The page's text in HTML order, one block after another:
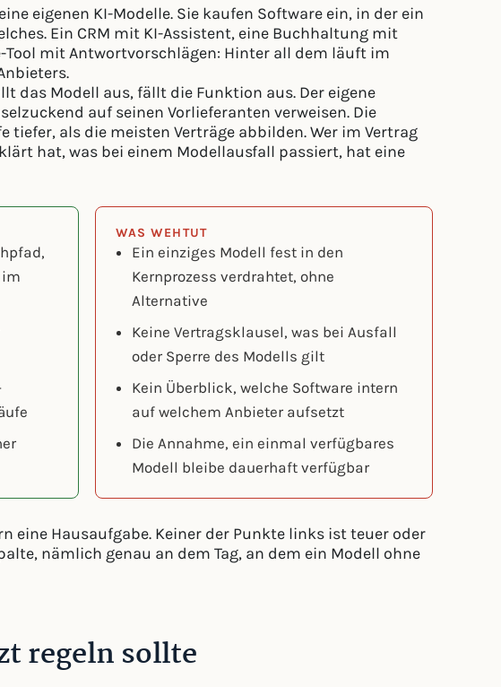
eigenen KI-Modelle. Sie kaufen Software ein, in der ein
Ein CRM mit KI-Assistent, eine Buchhaltung mit
Tool mit Antwortvorschlägen: Hinter all dem läuft im
das Modell aus, fällt die Funktion aus. Der eigene
auf seinen Vorlieferanten verweisen. Die
als die meisten Verträge abbilden. Wer im Vertrag
hat, was bei einem Modellausfall passiert, hat eine
WAS WEHTUT
Ein einziges Modell fest in den
Kernprozess verdrahtet, ohne
Alternative
Keine Vertragsklausel, was bei Ausfall
oder Sperre des Modells gilt
Kein Überblick, welche Software intern
auf welchem Anbieter aufsetzt
Die Annahme, ein einmal verfügbares
Modell bleibe dauerhaft verfügbar
eine Hausaufgabe. Keiner der Punkte links ist teuer oder
nämlich genau an dem Tag, an dem ein Modell ohne
regeln sollte